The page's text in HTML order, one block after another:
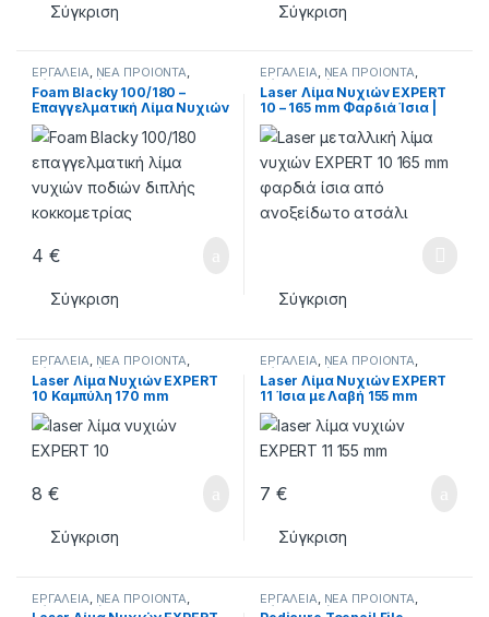
Σύγκριση Σύγκριση
ΕΡΓΑΛΕΙΑ, ΝΕΑ ΠΡΟΙΟΝΤΑ,
Ράσπες - Λίμες
Foam Blacky 100/180 –
Επαγγελματική Λίμα Νυχιών
Ποδιών
4 €
Σύγκριση
ΕΡΓΑΛΕΙΑ, ΝΕΑ ΠΡΟΙΟΝΤΑ,
Ράσπες - Λίμες
Laser Λίμα Νυχιών EXPERT
10 – 165 mm Φαρδιά Ίσια |
FE-10-165
Σύγκριση
ΕΡΓΑΛΕΙΑ, ΝΕΑ ΠΡΟΙΟΝΤΑ,
Ράσπες - Λίμες
Laser Λίμα Νυχιών EXPERT
10 Καμπύλη 170 mm
8 €
Σύγκριση
ΕΡΓΑΛΕΙΑ, ΝΕΑ ΠΡΟΙΟΝΤΑ,
Ράσπες - Λίμες
Laser Λίμα Νυχιών EXPERT
11 Ίσια με Λαβή 155 mm
7 €
Σύγκριση
ΕΡΓΑΛΕΙΑ ΝΕΑ ΠΡΟΙΟΝΤΑ
Ράσπες - Λίμες
ΕΡΓΑΛΕΙΑ ΝΕΑ ΠΡΟΙΟΝΤΑ
Ράσπες - Λίμες